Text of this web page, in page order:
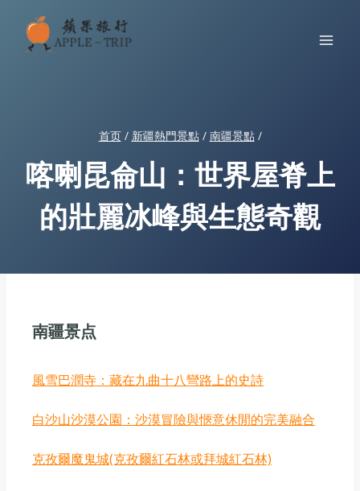
首页 / 新疆熱門景點 / 南疆景點 /
喀喇昆侖山：世界屋脊上
的壯麗冰峰與生態奇觀
南疆景点
風雪巴潤寺：藏在九曲十八彎路上的史詩
白沙山沙漠公園：沙漠冒險與愜意休閒的完美融合
克孜爾魔鬼城(克孜爾紅石林或拜城紅石林)